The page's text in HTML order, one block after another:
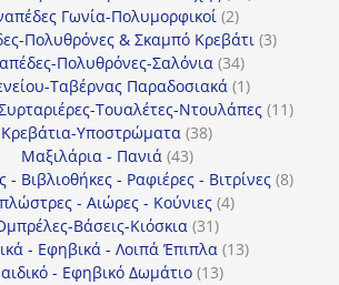
Γωνία-Πολυμορφικοί 22
προϊόντα
Πολυθρόνες & Σκαμπό Κρεβάτι 33
Πολυθρόνες-Σαλόνια 3434
προϊόντα
Ταβέρνας Παραδοσιακά 11
προϊόν
Τουαλέτες-Ντουλάπες 1111
Κρεβάτια-Υποστρώματα 3838
Μαξιλάρια - Πανιά 4343
προϊόντα
Βιβλιοθήκες - Ραφιέρες - Βιτρίνες 88
- Αιώρες - Κούνιες 44
Βάσεις-Κιόσκια 3131
προϊόντα
- Εφηβικά - Λοιπά Έπιπλα 1313
- Εφηβικό Δωμάτιο 1313